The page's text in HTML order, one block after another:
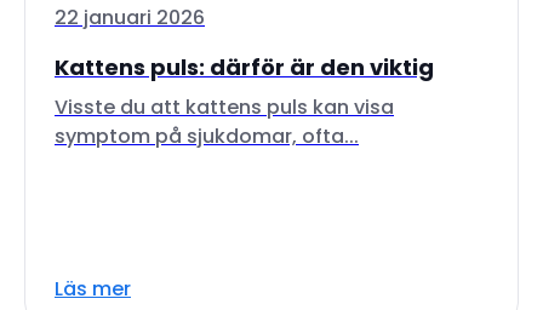
22 januari 2026
Kattens puls: därför är den viktig
Visste du att kattens puls kan visa
symptom på sjukdomar, ofta...
Läs mer